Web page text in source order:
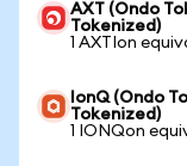
AXT (Ondo
Tokenized)
1 AXTIon
IonQ (Ondo
Tokenized)
1 IONQon